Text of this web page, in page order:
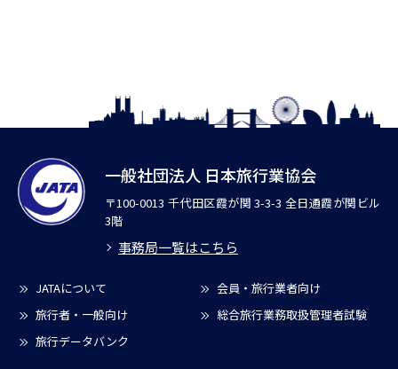
一般社団法人 日本旅行業協会
〒100-0013 千代田区霞が関 3-3-3 全日通霞が関ビル
3階
事務局一覧はこちら
JATAについて
会員・旅行業者向け
旅行者・一般向け
総合旅行業務取扱管理者試験
旅行データバンク